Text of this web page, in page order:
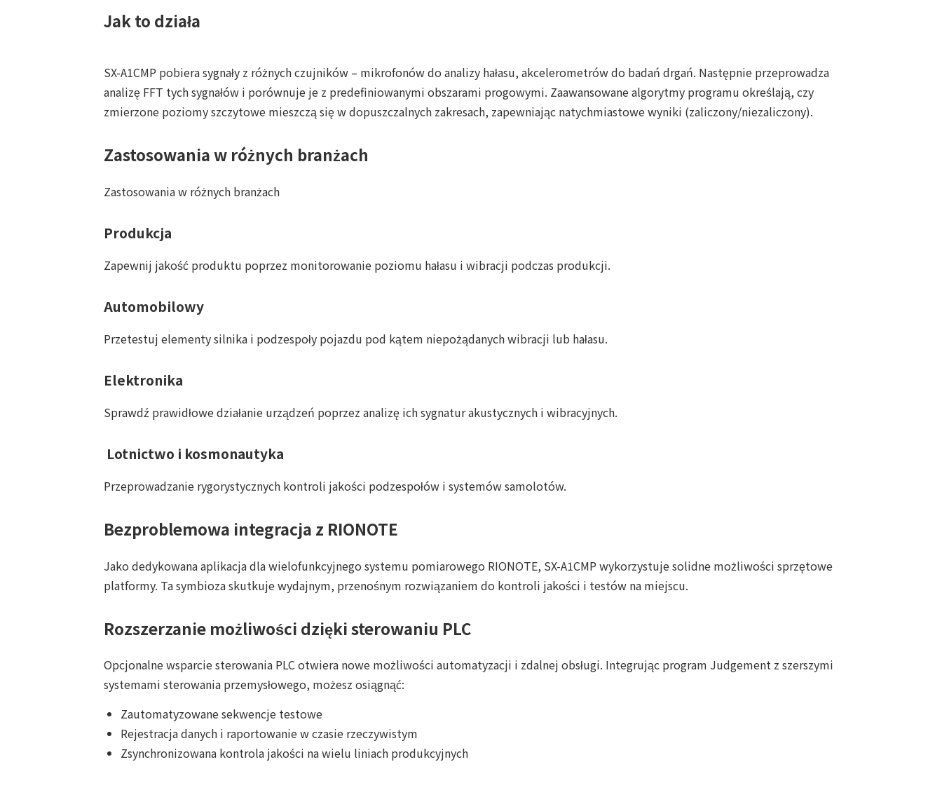
Jak to działa
SX-A1CMP pobiera sygnały z różnych czujników – mikrofonów do analizy hałasu, akcelerometrów do badań drgań. Następnie przeprowadza
analizę FFT tych sygnałów i porównuje je z predefiniowanymi obszarami progowymi. Zaawansowane algorytmy programu określają, czy
zmierzone poziomy szczytowe mieszczą się w dopuszczalnych zakresach, zapewniając natychmiastowe wyniki (zaliczony/niezaliczony).
Zastosowania w różnych branżach
Zastosowania w różnych branżach
Produkcja
Zapewnij jakość produktu poprzez monitorowanie poziomu hałasu i wibracji podczas produkcji.
Automobilowy
Przetestuj elementy silnika i podzespoły pojazdu pod kątem niepożądanych wibracji lub hałasu.
Elektronika
Sprawdź prawidłowe działanie urządzeń poprzez analizę ich sygnatur akustycznych i wibracyjnych.
Lotnictwo i kosmonautyka
Przeprowadzanie rygorystycznych kontroli jakości podzespołów i systemów samolotów.
Bezproblemowa integracja z RIONOTE
Jako dedykowana aplikacja dla wielofunkcyjnego systemu pomiarowego RIONOTE, SX-A1CMP wykorzystuje solidne możliwości sprzętowe
platformy. Ta symbioza skutkuje wydajnym, przenośnym rozwiązaniem do kontroli jakości i testów na miejscu.
Rozszerzanie możliwości dzięki sterowaniu PLC
Opcjonalne wsparcie sterowania PLC otwiera nowe możliwości automatyzacji i zdalnej obsługi. Integrując program Judgement z szerszymi
systemami sterowania przemysłowego, możesz osiągnąć:
Zautomatyzowane sekwencje testowe
Rejestracja danych i raportowanie w czasie rzeczywistym
Zsynchronizowana kontrola jakości na wielu liniach produkcyjnych